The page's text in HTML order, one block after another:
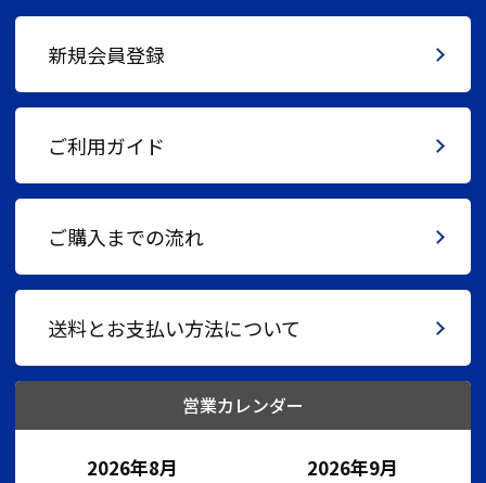
新規会員登録
ご利用ガイド
ご購入までの流れ
送料とお支払い方法について
営業カレンダー
2026年8月 2026年9月